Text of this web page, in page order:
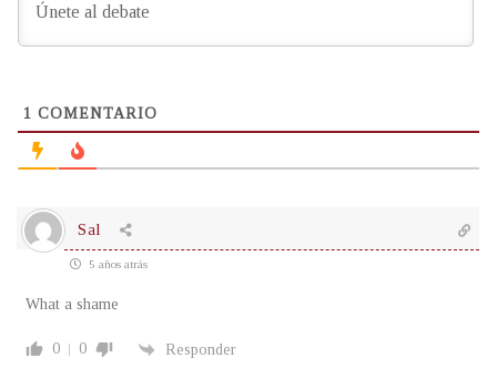
1 COMENTARIO
Sal
5 años atrás
What a shame
0 0 Responder